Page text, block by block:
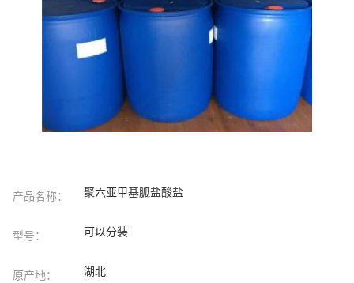
产品名称： 聚六亚甲基胍盐酸盐
型号： 可以分装
原产地： 湖北